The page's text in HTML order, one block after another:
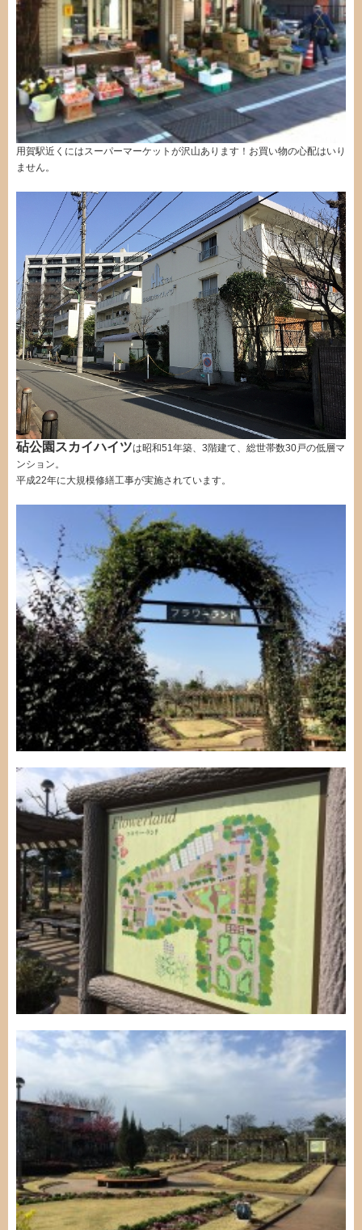
用賀駅近くにはスーパーマーケットが沢山あります！お買い物の心配はいり
ません。
砧公園スカイハイツは昭和51年築、3階建て、総世帯数30戸の低層マ
ンション。
平成22年に大規模修繕工事が実施されています。